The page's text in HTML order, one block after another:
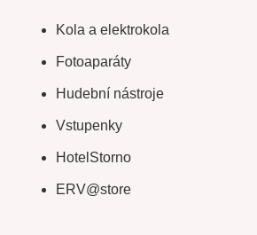
Kola a elektrokola
Fotoaparáty
Hudební nástroje
Vstupenky
HotelStorno
ERV@store